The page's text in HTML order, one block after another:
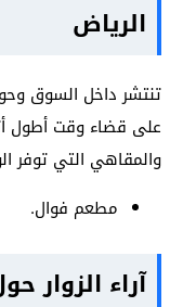
الرياض
تنتشر داخل السوق
على قضاء وقت أطول
والمقاهي التي توفر
مطعم فوال.
آراء